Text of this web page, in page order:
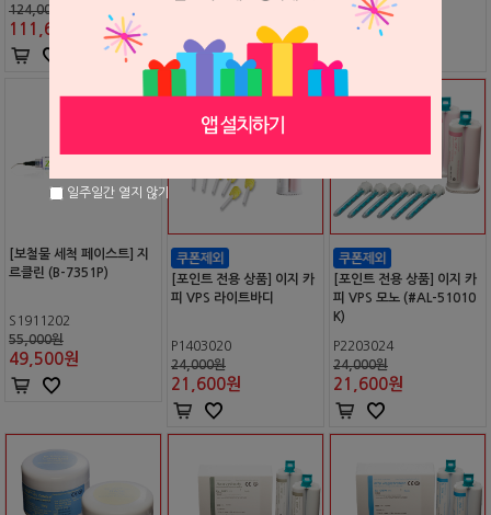
124,000원
111,600
144,000원
129,600
[보철물 세척 페이스트] 지
르클린 (B-7351P)
S1911202
55,000원
49,500원
[포인트 전용 상품] 이지 카
피 VPS 라이트바디
P1403020
24,000원
21,600원
[포인트 전용 상품] 이지 카
피 VPS 모노 (#AL-51010
K)
P2203024
24,000원
21,600원
일주일간 열지 않기